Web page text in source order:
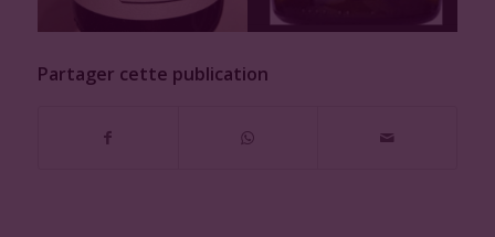
Partager cette publication